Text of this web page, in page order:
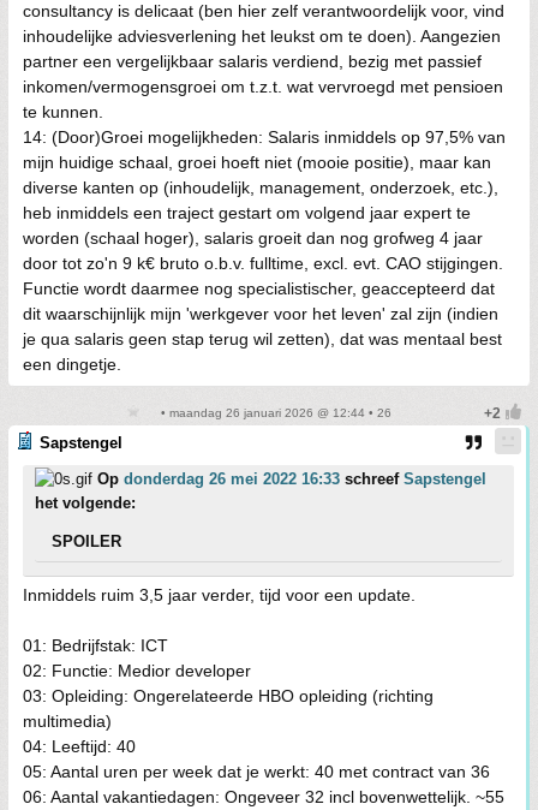
consultancy is delicaat (ben hier zelf verantwoordelijk voor, vind
inhoudelijke adviesverlening het leukst om te doen). Aangezien
partner een vergelijkbaar salaris verdiend, bezig met passief
inkomen/vermogensgroei om t.z.t. wat vervroegd met pensioen
te kunnen.
14: (Door)Groei mogelijkheden: Salaris inmiddels op 97,5% van
mijn huidige schaal, groei hoeft niet (mooie positie), maar kan
diverse kanten op (inhoudelijk, management, onderzoek, etc.),
heb inmiddels een traject gestart om volgend jaar expert te
worden (schaal hoger), salaris groeit dan nog grofweg 4 jaar
door tot zo'n 9 k€ bruto o.b.v. fulltime, excl. evt. CAO stijgingen.
Functie wordt daarmee nog specialistischer, geaccepteerd dat
dit waarschijnlijk mijn 'werkgever voor het leven' zal zijn (indien
je qua salaris geen stap terug wil zetten), dat was mentaal best
een dingetje.
• maandag 26 januari 2026 @ 12:44 • 26
Sapstengel
Op donderdag 26 mei 2022 16:33 schreef Sapstengel
het volgende:
SPOILER
Inmiddels ruim 3,5 jaar verder, tijd voor een update.
01: Bedrijfstak: ICT
02: Functie: Medior developer
03: Opleiding: Ongerelateerde HBO opleiding (richting
multimedia)
04: Leeftijd: 40
05: Aantal uren per week dat je werkt: 40 met contract van 36
06: Aantal vakantiedagen: Ongeveer 32 incl bovenwettelijk. ~55